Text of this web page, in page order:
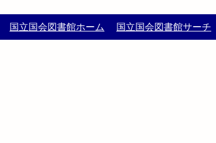
国立国会図書館ホーム 国立国会図書館サーチ